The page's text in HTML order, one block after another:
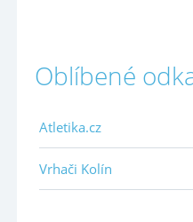
Oblíbené
Atletika.cz
Vrhači Kolín